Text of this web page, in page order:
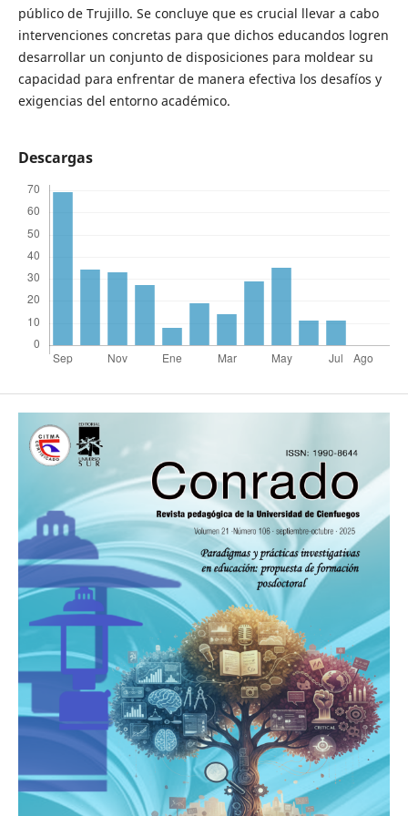
público de Trujillo. Se concluye que es crucial llevar a cabo
intervenciones concretas para que dichos educandos logren
desarrollar un conjunto de disposiciones para moldear su
capacidad para enfrentar de manera efectiva los desafíos y
exigencias del entorno académico.
Descargas